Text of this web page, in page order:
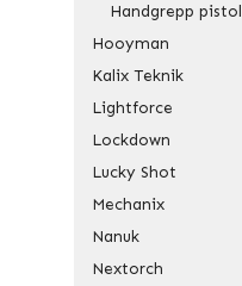
Handgrepp pistol
Hooyman
Kalix Teknik
Lightforce
Lockdown
Lucky Shot
Mechanix
Nanuk
Nextorch